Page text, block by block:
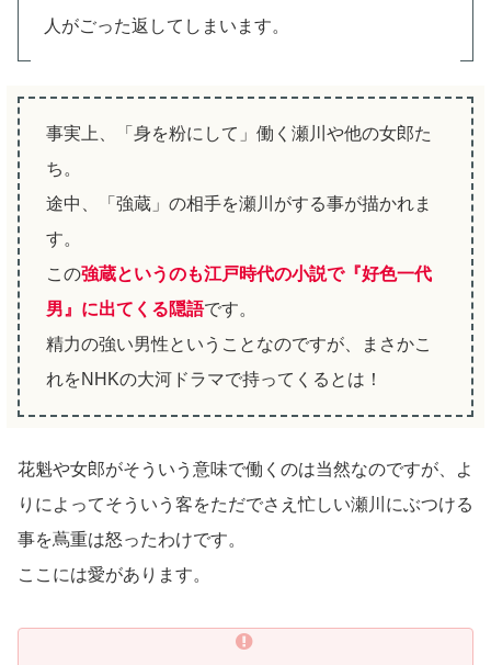
人がごった返してしまいます。
事実上、「身を粉にして」働く瀬川や他の女郎た
ち。
途中、「強蔵」の相手を瀬川がする事が描かれま
す。
この強蔵というのも江戸時代の小説で『好色一代
男』に出てくる隠語です。
精力の強い男性ということなのですが、まさかこ
れをNHKの大河ドラマで持ってくるとは！
花魁や女郎がそういう意味で働くのは当然なのですが、よ
りによってそういう客をただでさえ忙しい瀬川にぶつける
事を蔦重は怒ったわけです。
ここには愛があります。